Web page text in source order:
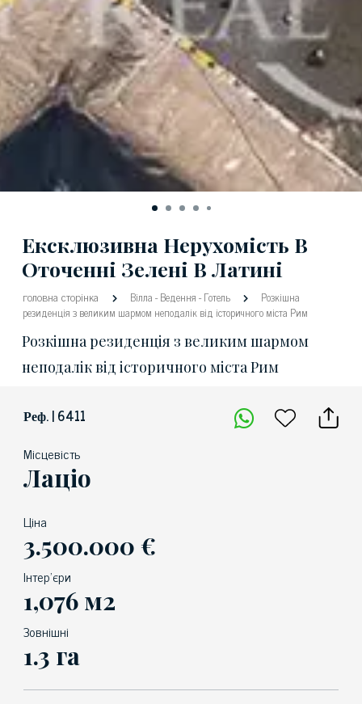
Ексклюзивна Нерухомість В
Оточенні Зелені В Латині
головна сторінка Вілла-Ведення-Готель
Розкішна
резиденція з великим шармом неподалік від історичного міста Рим
Розкішна резиденція з великим шармом
неподалік від історичного міста Рим
Реф. | 6411
Місцевість
Лаціо
Ціна
3.500.000 €
Інтер'єри
1,076 м2
Зовнішні
1.3 га